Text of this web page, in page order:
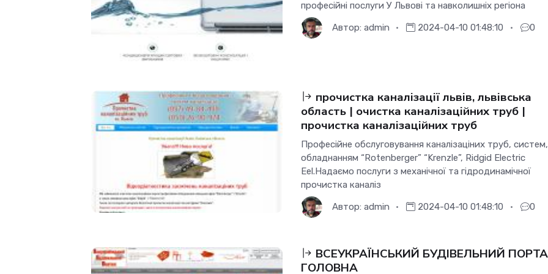
професійні послуги У Львові та навколишніх регіона
Автор: admin 2024-04-10 01:48:10 0
прочистка каналізації львів, львівська
область | очистка каналізаційних труб |
прочистка каналізаційних труб
Професійне обслуговування каналізаціних труб, систем,
обладнанням “Rotenberger” “Krenzle”, Ridgid Electric
Eel.Надаємо послуги з механічної та гідродинамічної
прочистка каналіз
Автор: admin 2024-04-10 01:48:10 0
ВСЕУКРАЇНСЬКИЙ БУДІВЕЛЬНИЙ
ГОЛОВНА